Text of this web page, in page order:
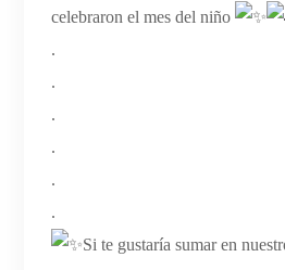
celebraron el mes del niño
.
.
.
.
.
.
Si te gustaría sumar en